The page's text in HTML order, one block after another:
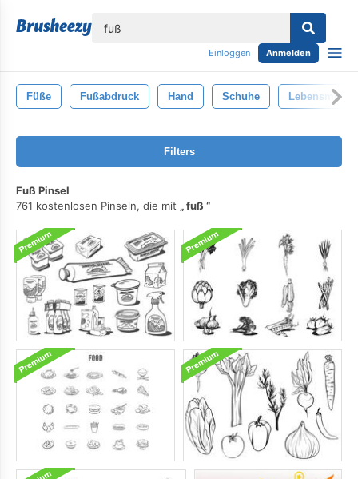
Einloggen Anmelden
Füße Fußabdruck Hand Schuhe Lebensmittel
Filters
Fuß Pinsel
761 kostenlosen Pinseln, die mit
fuß